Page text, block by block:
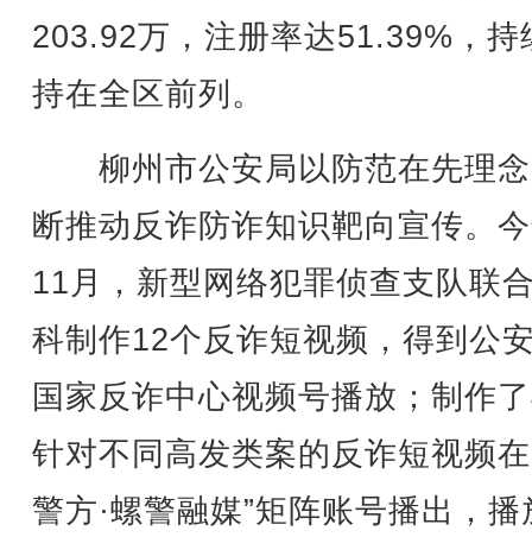
203.92万，注册率达51.39%，持
持在全区前列。
柳州市公安局以防范在先理
断推动反诈防诈知识靶向宣传。
11月，新型网络犯罪侦查支队联
科制作12个反诈短视频，得到公
国家反诈中心视频号播放；制作
针对不同高发类案的反诈短视频
警方·螺警融媒”矩阵账号播出，播